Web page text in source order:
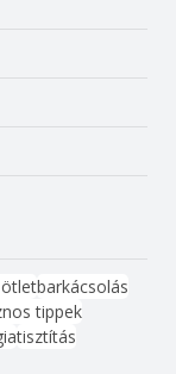
barkácsolás
tippek
tisztítás